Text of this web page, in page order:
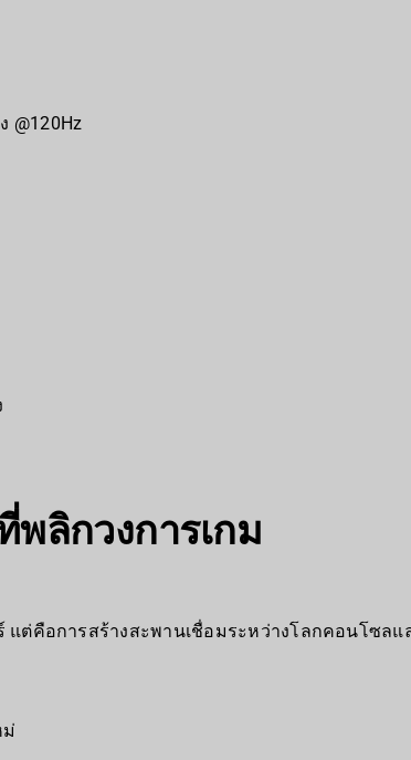
@120Hz
ลิกวงการเกม
ต่คือการสร้างสะพานเชื่อมระหว่างโลกคอนโซลแ
ม่